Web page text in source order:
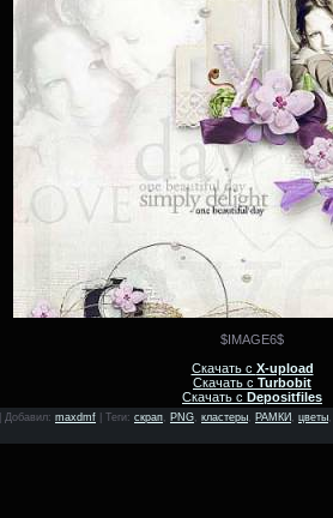
$IMAGE6$
Скачать с X-upload
Скачать с Turbobit
Скачать с Depositfiles
Добавил: maxdmf Теги: скрап PNG кластеры РАМКИ цветы